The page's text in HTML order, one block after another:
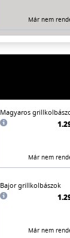
Már nem
Magyaros
Már nem
Bajor grillkolbászok
Már nem